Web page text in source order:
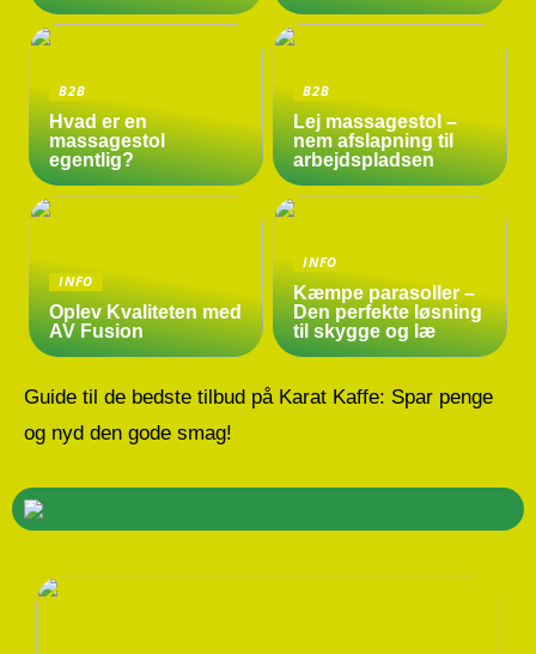
B2B
Hvad er en
massagestol
egentlig?
B2B
Lej massagestol –
nem afslapning til
arbejdspladsen
INFO
Oplev Kvaliteten med
AV Fusion
INFO
Kæmpe parasoller –
Den perfekte løsning
til skygge og læ
Guide til de bedste tilbud på Karat Kaffe: Spar penge
og nyd den gode smag!